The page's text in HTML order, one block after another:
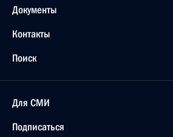
Встреча с офицерами и
Москва, Кремль
8 апреля 2015 года, среда
Встреча с председателем